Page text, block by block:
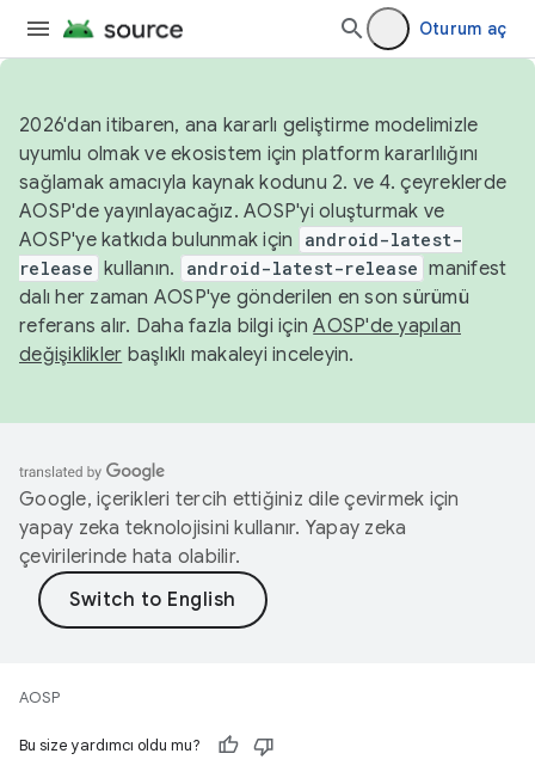
Oturum aç
2026'dan itibaren, ana kararlı geliştirme modelimizle
uyumlu olmak ve ekosistem için platform kararlılığını
sağlamak amacıyla kaynak kodunu 2. ve 4. çeyreklerde
AOSP'de yayınlayacağız. AOSP'yi oluşturmak ve
AOSP'ye katkıda bulunmak için
android-latest-
release kullanın. android-latest-release manifest
dalı her zaman AOSP'ye gönderilen en son sürümü
referans alır. Daha fazla bilgi içinAOSP'de yapılan
değişiklikler başlıklı makaleyi inceleyin.
Google, içerikleri tercih ettiğiniz dile çevirmek için
yapay zeka teknolojisini kullanır. Yapay zeka
çevirilerinde hata olabilir.
AOSP
Bu size yardımcı oldu mu?